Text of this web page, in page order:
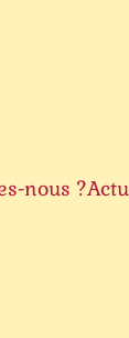
nous ?